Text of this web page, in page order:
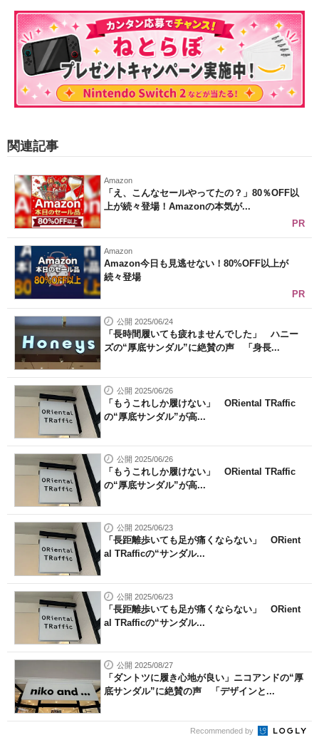
関連記事
Amazon
「え、こんなセールやってたの？」80％OFF以
上が続々登場！Amazonの本気が...
PR
Amazon
Amazon今日も見逃せない！80%OFF以上が
続々登場
PR
公開 2025/06/24
「長時間履いても疲れませんでした」 ハニー
ズの“厚底サンダル”に絶賛の声 「身長...
公開 2025/06/26
「もうこれしか履けない」 ORiental TRaffic
の“厚底サンダル”が高...
公開 2025/06/26
「もうこれしか履けない」 ORiental TRaffic
の“厚底サンダル”が高...
公開 2025/06/23
「長距離歩いても足が痛くならない」 ORient
al TRafficの“サンダル...
公開 2025/06/23
「長距離歩いても足が痛くならない」 ORient
al TRafficの“サンダル...
公開 2025/08/27
「ダントツに履き心地が良い」ニコアンドの“厚
底サンダル”に絶賛の声 「デザインと...
Recommended by